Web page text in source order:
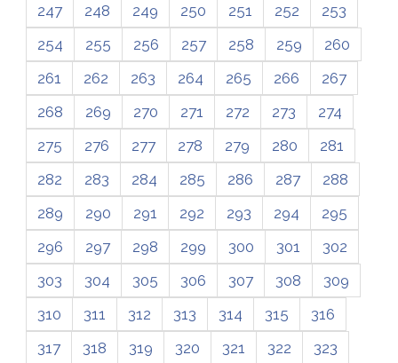
247
248 249 250 251 252
253
254
255 256 257 258 259
260
261
262 263 264 265 266
267
268
269 270 271 272 273
274
275
276 277 278 279 280
281
282
283 284 285 286 287
288
289
290 291 292 293 294
295
296
297 298 299 300 301
302
303
304 305 306 307 308
309
310
311 312 313 314 315
316
317
318 319 320 321 322
323